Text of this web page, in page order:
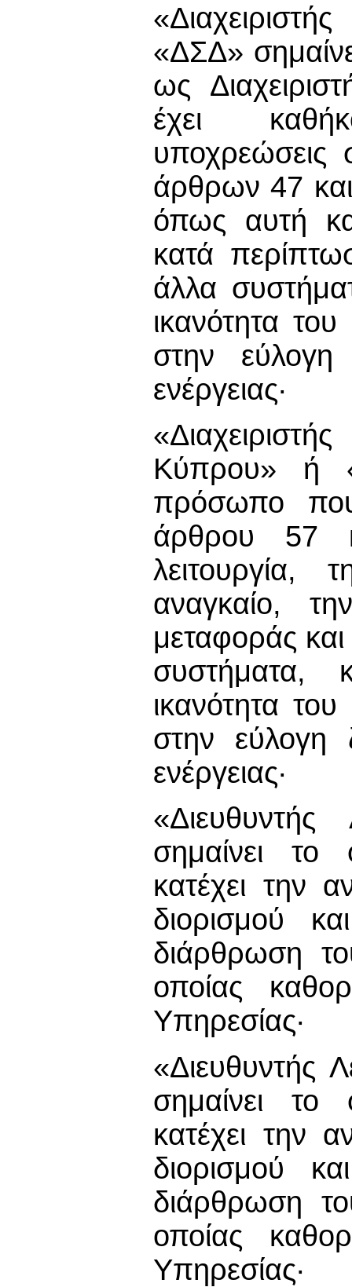
«ΔΣΔ»
ως
έχει
υποχρεώσεις
άρθρων 47
όπως αυτή
κατά
άλλα
ικανότητα
στην εύλογη
ενέργειας·
Κύπρου» ή
πρόσωπο που
άρθρου 57
λειτουργία,
αναγκαίο,
μεταφοράς
συστήματα,
ικανότητα
στην εύλογη
ενέργειας·
σημαίνει
κατέχει την
διορισμού
διάρθρωση
οποίας
Υπηρεσίας·
«Διευθυντής
σημαίνει
κατέχει την
διορισμού
διάρθρωση
οποίας
Υπηρεσίας·